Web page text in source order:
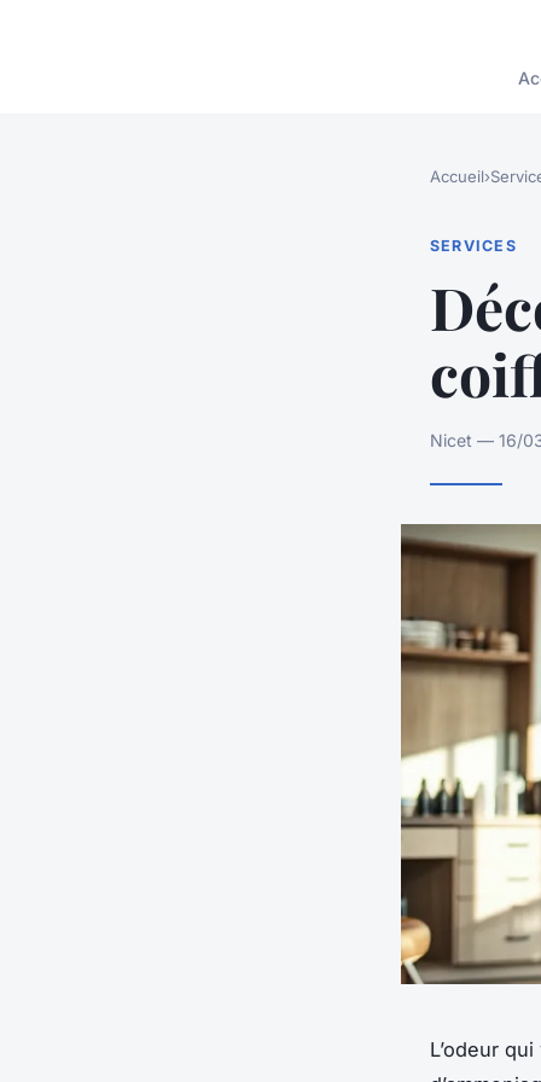
Accueil›
SERVICES
Nicet — 16/
L’odeur